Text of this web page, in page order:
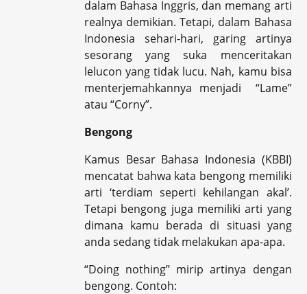
dalam Bahasa Inggris, dan memang arti
realnya demikian. Tetapi, dalam Bahasa
Indonesia sehari-hari, garing artinya
sesorang yang suka menceritakan
lelucon yang tidak lucu. Nah, kamu bisa
menterjemahkannya menjadi “Lame”
atau “Corny”.
Bengong
Kamus Besar Bahasa Indonesia (KBBI)
mencatat bahwa kata bengong memiliki
arti ‘terdiam seperti kehilangan akal’.
Tetapi bengong juga memiliki arti yang
dimana kamu berada di situasi yang
anda sedang tidak melakukan apa-apa.
“Doing nothing” mirip artinya dengan
bengong. Contoh: